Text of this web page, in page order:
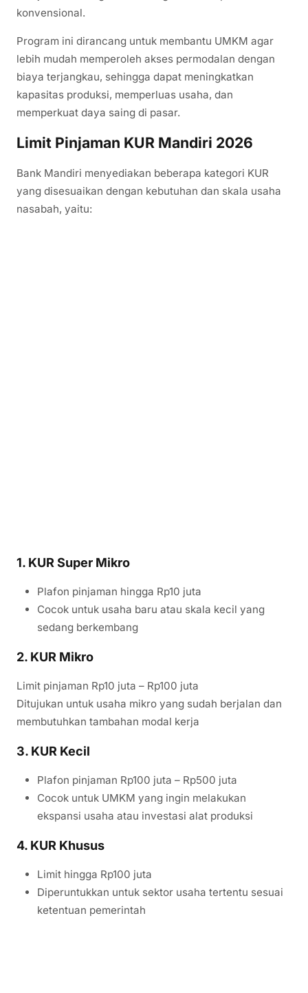
konvensional.
Program ini dirancang untuk membantu UMKM agar
lebih mudah memperoleh akses permodalan dengan
biaya terjangkau, sehingga dapat meningkatkan
kapasitas produksi, memperluas usaha, dan
memperkuat daya saing di pasar.
Limit Pinjaman KUR Mandiri 2026
Bank Mandiri menyediakan beberapa kategori KUR
yang disesuaikan dengan kebutuhan dan skala usaha
nasabah, yaitu:
1. KUR Super Mikro
Plafon pinjaman hingga Rp10 juta
Cocok untuk usaha baru atau skala kecil yang
sedang berkembang
2. KUR Mikro
Limit pinjaman Rp10 juta – Rp100 juta
Ditujukan untuk usaha mikro yang sudah berjalan dan
membutuhkan tambahan modal kerja
3. KUR Kecil
Plafon pinjaman Rp100 juta – Rp500 juta
Cocok untuk UMKM yang ingin melakukan
ekspansi usaha atau investasi alat produksi
4. KUR Khusus
Limit hingga Rp100 juta
Diperuntukkan untuk sektor usaha tertentu sesuai
ketentuan pemerintah